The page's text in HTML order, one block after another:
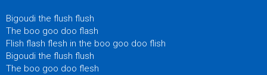
Bigoudi the flush flush
The boo goo doo flash
Flish flash flesh in the boo goo doo flish
Bigoudi the flush flush
The boo goo doo flesh